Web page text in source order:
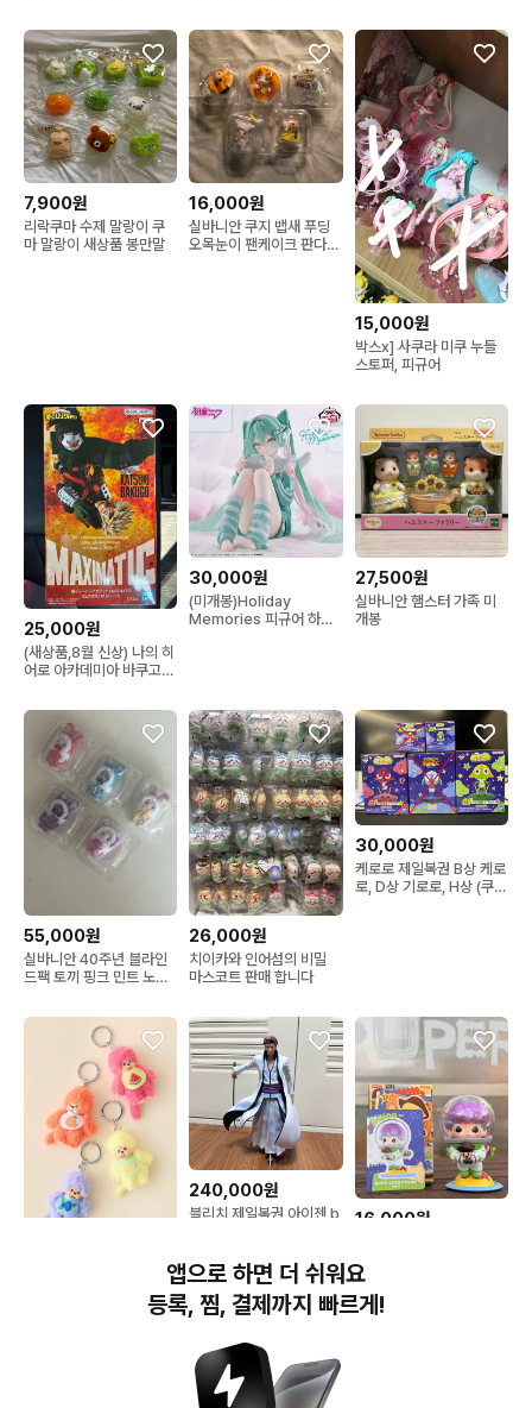
7,900원
리락쿠마 수제 말랑이 쿠
마 말랑이 새상품 봉만말
16,000원
실바니안 쿠지 뱁새 푸딩
오목눈이 팬케이크 판다
15,000원
박스x] 사쿠라 미쿠 누들
스토퍼, 피규어
25,000원
(새상품,8월 신상) 나의 히
어로 아카데미아 바쿠고
30,000원
(미개봉)Holiday
Memories 피규어 하츠
27,500원
실바니안 햄스터 가족 미
개봉
55,000원
실바니안 40주년 블라인
드팩 토끼 핑크 민트 노랑
26,000원
치이카와 인어섬의 비밀
마스코트 판매 합니다
30,000원
케로로 제일복권 B상 케로
로, D상 기로로, H상 (쿠루
과일 몬치치 판매합니다!!!
240,000원
블리치 제일복권 아이젠 b
16,000원
앱으로 하면 더 쉬워요
등록, 찜, 결제까지 빠르게!